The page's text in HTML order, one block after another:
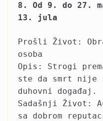
8. Od 9. do 27.
13. jula
Prošli Život:
osoba
Opis: Strogi
ste da smrt nije
duhovni događaj.
Sadašnji Život:
sa dobrom